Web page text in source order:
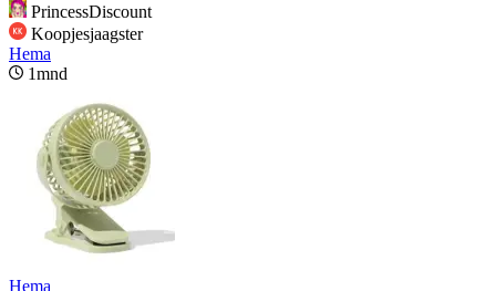
PrincessDiscount
Koopjesjaagster
Hema
1mnd
Hema